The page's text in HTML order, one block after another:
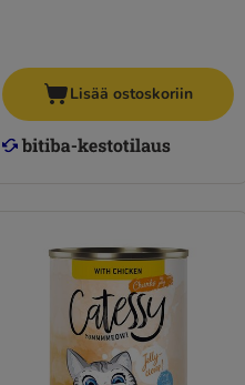
Lisää ostoskoriin